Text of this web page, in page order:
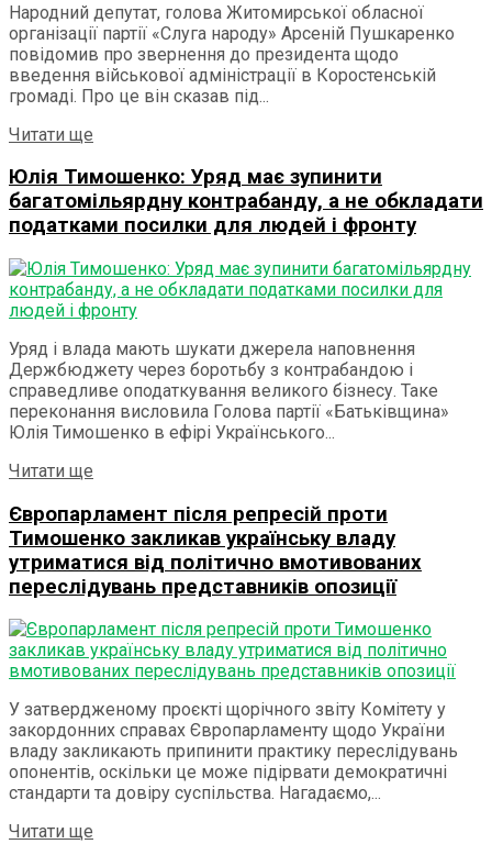
Народний депутат, голова Житомирської обласної
організації партії «Слуга народу» Арсеній Пушкаренко
повідомив про звернення до президента щодо
введення військової адміністрації в Коростенській
громаді. Про це він сказав під...
Читати ще
Юлія Тимошенко: Уряд має зупинити
багатомільярдну контрабанду, а не обкладати
податками посилки для людей і фронту
Уряд і влада мають шукати джерела наповнення
Держбюджету через боротьбу з контрабандою і
справедливе оподаткування великого бізнесу. Таке
переконання висловила Голова партії «Батьківщина»
Юлія Тимошенко в ефірі Українського...
Читати ще
Європарламент після репресій проти
Тимошенко закликав українську владу
утриматися від політично вмотивованих
переслідувань представників опозиції
У затвердженому проєкті щорічного звіту Комітету у
закордонних справах Європарламенту щодо України
владу закликають припинити практику переслідувань
опонентів, оскільки це може підірвати демократичні
стандарти та довіру суспільства. Нагадаємо,...
Читати ще